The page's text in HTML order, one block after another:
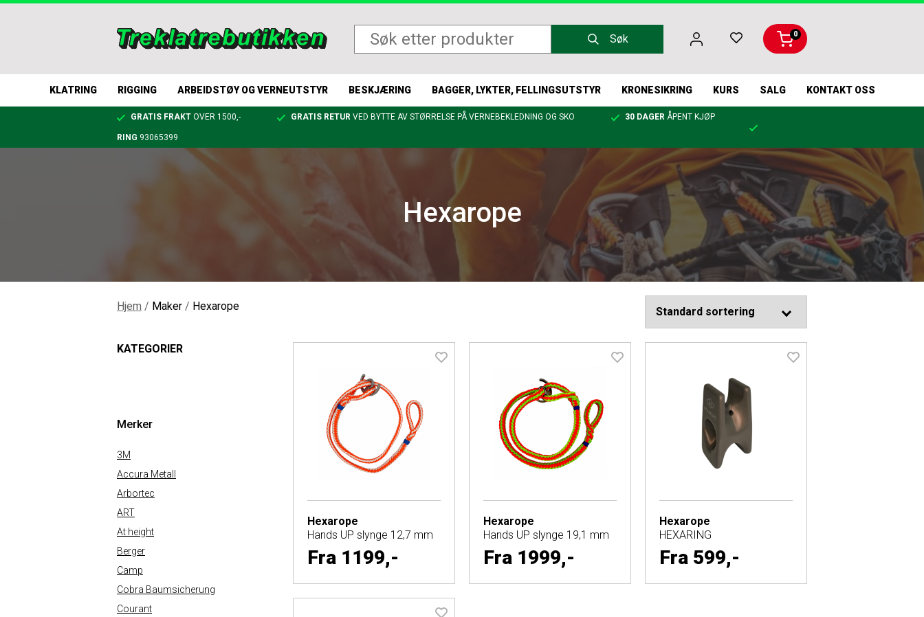
Søk 0
KLATRING RIGGING ARBEIDSTØY OG VERNEUTSTYR BESKJÆRING BAGGER, LYKTER, FELLINGSUTSTYR KRONESIKRING KURS SALG KONTAKT OSS
GRATIS FRAKT OVER 1500,- GRATIS RETUR VED BYTTE AV STØRRELSE PÅ VERNEBEKLEDNING OG SKO 30 DAGER ÅPENT KJØP
RING 93065399
Hexarope
Hjem / Maker / Hexarope
KATEGORIER
Merker
3M
Accura Metall
Arbortec
ART
At height
Berger
Camp
Cobra Baumsicherung
Courant
Hexarope
Hands UP slynge 12,7 mm
Fra 1199,-
Hexarope
Hands UP slynge 19,1 mm
Fra 1999,-
Hexarope
HEXARING
Fra 599,-